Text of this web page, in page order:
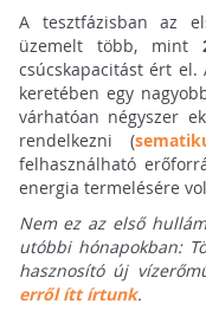
A tesztfázisban az
üzemelt több, mint
csúcskapacitást ért
keretében egy
várhatóan négyszer
rendelkezni (
felhasználható
energia termelésére
Nem ez az első
utóbbi hónapokban:
hasznosító új
erről ítt írtunk.